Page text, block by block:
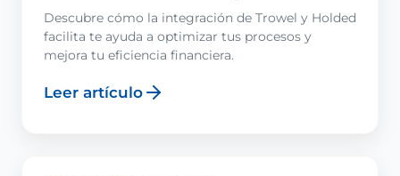
Descubre cómo la integración de Trowel y Holded
facilita te ayuda a optimizar tus procesos y
mejora tu eficiencia financiera.
Leer artículo